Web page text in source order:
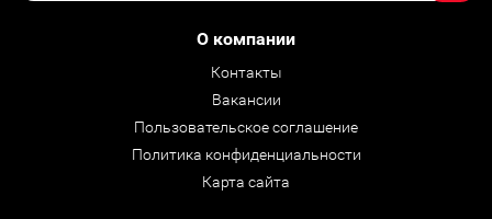
О компании
Контакты
Вакансии
Пользовательское соглашение
Политика конфиденциальности
Карта сайта